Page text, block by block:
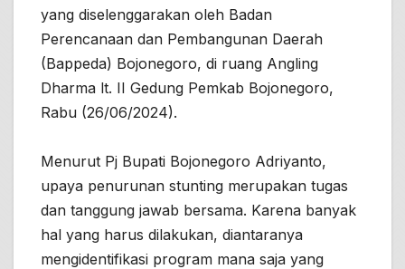
yang diselenggarakan oleh Badan
Perencanaan dan Pembangunan Daerah
(Bappeda) Bojonegoro, di ruang Angling
Dharma lt. II Gedung Pemkab Bojonegoro,
Rabu (26/06/2024).
Menurut Pj Bupati Bojonegoro Adriyanto,
upaya penurunan stunting merupakan tugas
dan tanggung jawab bersama. Karena banyak
hal yang harus dilakukan, diantaranya
mengidentifikasi program mana saja yang